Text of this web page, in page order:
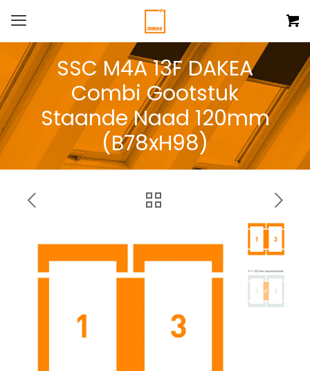
SSC M4A 13F DAKEA
Combi Gootstuk
Staande Naad 120mm
(B78xH98)